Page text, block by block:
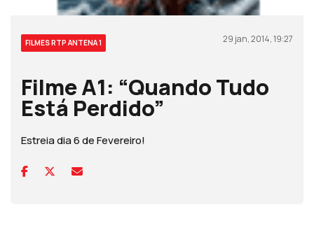
FILMES RTP ANTENA 1 29 jan, 2014, 19:27
Filme A1: “Quando Tudo
Está Perdido”
Estreia dia 6 de Fevereiro!